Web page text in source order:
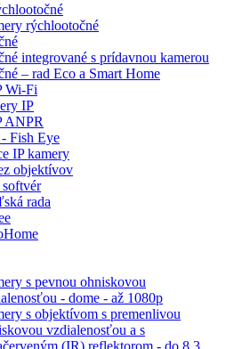
rýchlootočné
integrované s prídavnou kamerou
– rad Eco a Smart Home
Wi-Fi
IP
ANPR
Fish Eye
IP kamery
objektívov
rada
s pevnou ohniskovou
- dome - až 1080p
s objektívom s premenlivou
vzdialenosťou a s
(IR) reflektorom - do 8.3